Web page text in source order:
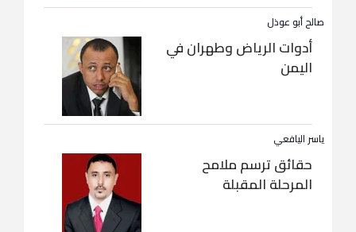
صالح أبو عوذل
أدوات الرياض وطهران في
اليمن
ياسر اليافعي
حقائق ترسم ملامح
المرحلة المقبلة